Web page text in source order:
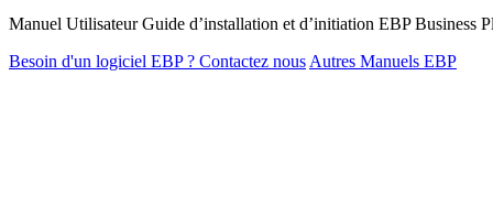
Manuel Utilisateur Guide d’installation et d’initiation EBP Business
Besoin d'un logiciel EBP ? Contactez nous Autres Manuels EBP